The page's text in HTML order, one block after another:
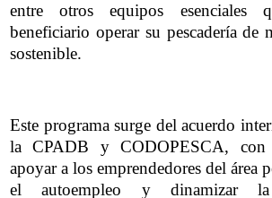
entre otros equipos esenciales
beneficiario operar su pescadería de
sostenible.
Este programa surge del acuerdo
la CPADB y CODOPESCA,
apoyar a los emprendedores del área
el autoempleo y dinamizar